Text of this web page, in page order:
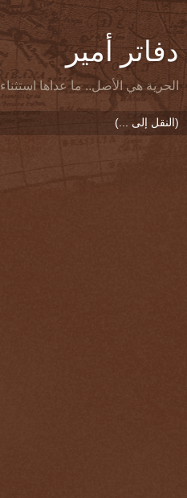
دفاتر أمير
الحرية هي الأصل.. ما عداها استثناء